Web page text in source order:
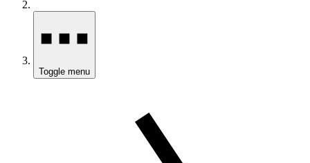
Toggle menu